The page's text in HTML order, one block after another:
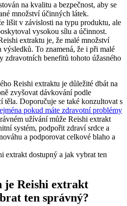
na kvalitu a bezpečnost, aby se
množství účinných látek.
lišit v závislosti na typu produktu, ale
vysokou sílu a účinnost.
extraktu je, že malé množství
výsledků. To znamená, že i při malé
zdravotních benefitů tohoto úžasného
Reishi extraktu je důležité dbát na
zvyšovat dávkování podle
těla. Doporučuje se také konzultovat s
pokud máte zdravotní problémy
užívání může Reishi extrakt
systém, podpořit zdraví srdce a
a podporovat celkové blaho a
je Reishi extrakt
ten správný?